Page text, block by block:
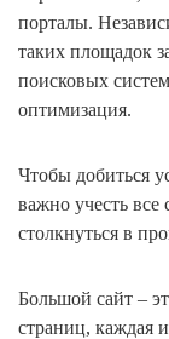
порталы.
таких площадок
поисковых
оптимизация.
Чтобы добиться
важно учесть
столкнуться в
Большой сайт –
страниц, каждая